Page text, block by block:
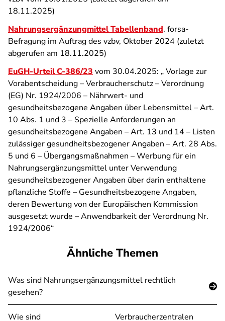
18.11.2025)
Nahrungsergänzungmittel Tabellenband. forsa-
Befragung im Auftrag des vzbv, Oktober 2024 (zuletzt
abgerufen am 18.11.2025)
EuGH-Urteil C‑386/23 vom 30.04.2025: „ Vorlage zur
Vorabentscheidung – Verbraucherschutz – Verordnung
(EG) Nr. 1924/2006 – Nährwert- und
gesundheitsbezogene Angaben über Lebensmittel – Art.
10 Abs. 1 und 3 – Spezielle Anforderungen an
gesundheitsbezogene Angaben – Art. 13 und 14 – Listen
zulässiger gesundheitsbezogener Angaben – Art. 28 Abs.
5 und 6 – Übergangsmaßnahmen – Werbung für ein
Nahrungsergänzungsmittel unter Verwendung
gesundheitsbezogener Angaben über darin enthaltene
pflanzliche Stoffe – Gesundheitsbezogene Angaben,
deren Bewertung von der Europäischen Kommission
ausgesetzt wurde – Anwendbarkeit der Verordnung Nr.
1924/2006“
Ähnliche Themen
Was sind Nahrungsergänzungsmittel rechtlich
gesehen?
Wie sind
Verbraucherzentralen